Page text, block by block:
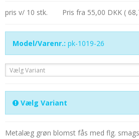
pris v/ 10 stk. Pris fra 55,00 DKK (
Model/Varenr.: pk-1019-26
Vælg Variant
Vælg Variant
Metalæg grøn blomst fås med flg.